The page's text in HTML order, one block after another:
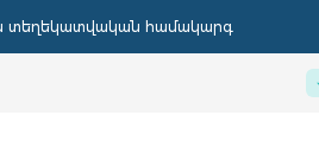
տեղեկատվական համակարգ